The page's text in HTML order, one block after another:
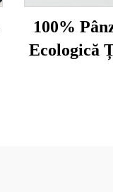
100%
Ecologică